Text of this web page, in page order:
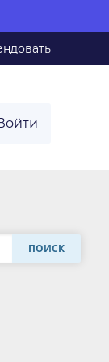
ПОИСК